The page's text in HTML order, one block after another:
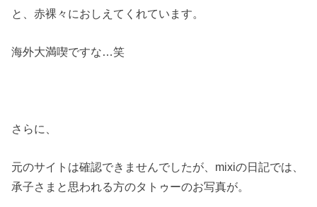
と、赤裸々におしえてくれています。
海外大満喫ですな…笑
さらに、
元のサイトは確認できませんでしたが、mixiの日記では、
承子さまと思われる方のタトゥーのお写真が。